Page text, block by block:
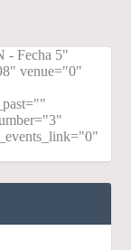
- Fecha 5"
venue="0"